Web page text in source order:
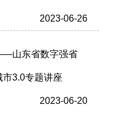
2023-06-26
山东省数字强省
市3.0专题讲座
2023-06-20